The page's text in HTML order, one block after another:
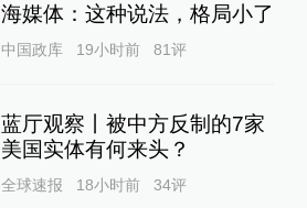
海媒体：这种说法，格局小了
中国政库 19小时前 81评
蓝厅观察丨被中方反制的7家
美国实体有何来头？
全球速报 18小时前 34评